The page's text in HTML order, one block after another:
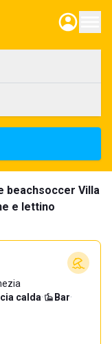
beachsoccer Villa
e lettino
calda· Bar·